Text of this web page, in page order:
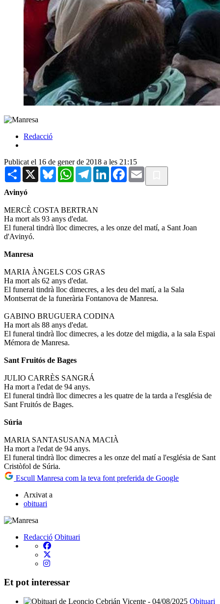
Redacció
Publicat el 16 de gener de 2018 a les 21:15
Share X BlueskyWhatsAppTelegramLinkedInFacebook
Email
Avinyó
MERCÈ COSTA BERTRAN
Ha mort als 93 anys d'edat.
El funeral tindrà lloc dimecres, a les onze del matí, a Sant Joan
d'Avinyó.
Manresa
MARIA ÀNGELS COS GRAS
Ha mort als 62 anys d'edat.
El funeral tindrà lloc dimecres, a les deu del matí, a la Sala
Montserrat de la funerària Fontanova de Manresa.
GABINO BRUGUERA CODINA
Ha mort als 88 anys d'edat.
El funeral tindrà lloc dimecres, a les dotze del migdia, a la sala Espai
Mémora de Manresa.
Sant Fruitós de Bages
JULIO CARRÈS SANGRÁ
Ha mort a l'edat de 94 anys.
El funeral tindrà lloc dimecres a les quatre de la tarda a l'església de
Sant Fruitós de Bages.
Súria
MARIA SANTASUSANA MACIÀ
Ha mort a l'edat de 94 anys.
El funeral tindrà lloc dimecres a les onze del matí a l'església de Sant
Cristòfol de Súria.
Escull Manresa com la teva font preferida de Google
Arxivat a
obituari
Redacció Obituari
Et pot interessar
Obituari